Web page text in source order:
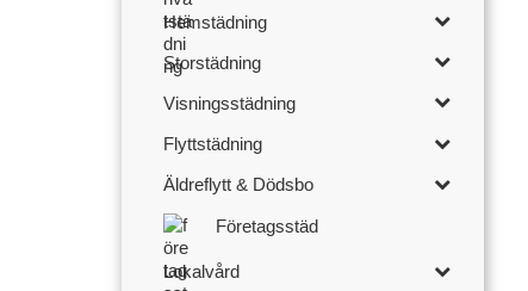
Hemstädning
Storstädning
Visningsstädning
Flyttstädning
Äldreflytt & Dödsbo
Företagsstäd
Lokalvård